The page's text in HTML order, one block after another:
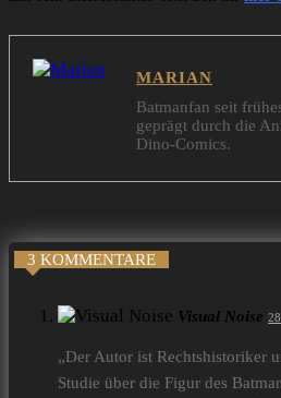
MARIAN
Batmanfan seit
geprägt durch die
Dino-Comics.
3 KOMMENTARE
Visual Noise
„Der Autor ist Rechtshistoriker
Studie über die Figur des